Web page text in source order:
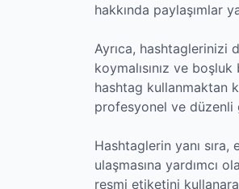
hakkında paylaşımlar
Ayrıca, hashtaglerinizi
koymalısınız ve
hashtag kullanmaktan
profesyonel ve düzenli
Hashtaglerin yanı
ulaşmasına yardımcı
resmi etiketini